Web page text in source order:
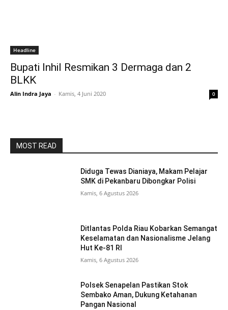
Headline
Bupati Inhil Resmikan 3 Dermaga dan 2
BLKK
Alin Indra Jaya - Kamis, 4 Juni 2020 0
MOST READ
Diduga Tewas Dianiaya, Makam Pelajar
SMK di Pekanbaru Dibongkar Polisi
Kamis, 6 Agustus 2026
Ditlantas Polda Riau Kobarkan Semangat
Keselamatan dan Nasionalisme Jelang
Hut Ke-81 RI
Kamis, 6 Agustus 2026
Polsek Senapelan Pastikan Stok
Sembako Aman, Dukung Ketahanan
Pangan Nasional